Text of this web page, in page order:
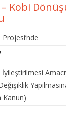
Kobi
İyileştirilmesi
Kanun)